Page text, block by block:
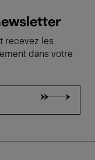
recevez les
dans votre